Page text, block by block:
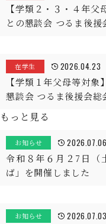
【学類２・３・４年
との懇談会 つるま後
在学生 2026.04.23
【学類１年父母等対
懇談会 つるま後援会総
もっと見る
お知らせ 2026.07.06
令和８年６月２7日（
ば」を開催しました
お知らせ 2026.07.03